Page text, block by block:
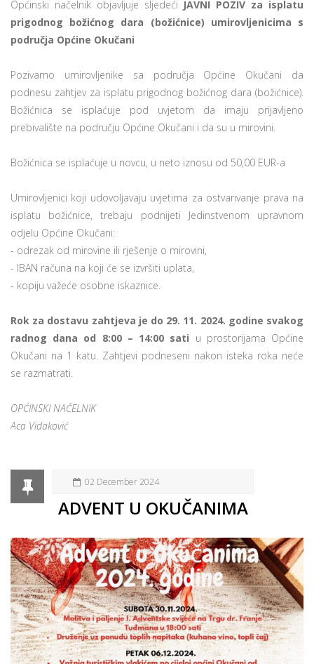
Općinski načelnik objavljuje sljedeći JAVNI POZIV za isplatu
prigodnog božićnog dara (božićnice) umirovljenicima s
područja Općine Okučani
Pozivamo umirovljenike sa područja Općine Okučani da
podnesu zahtjev za isplatu prigodnog božićnog dara (božićnice).
Božićnica se isplaćuje pod uvjetom da imaju prijavljeno
prebivalište na području Općine Okučani i da su u mirovini.
Božićnica se isplaćuje u novcu, u neto iznosu od 50,00 EUR-a
Umirovljenici koji udovoljavaju uvjetima za ostvarivanje prava na
isplatu božićnice, trebaju podnijeti Jedinstvenom upravnom
odjelu Općine Okučani:
- odrezak od mirovine ili rješenje o mirovini,
- IBAN računa na koji će se izvršiti uplata,
- kopiju važeće osobne iskaznice.
Rok za dostavu zahtjeva je do 29. 11. 2024. godine svakog
radnog dana od 8:00 – 14:00 sati u prostorijama Općine
Okučani na 1 katu. Zahtjevi podneseni nakon isteka roka neće
se razmatrati.
OPĆINSKI NAČELNIK
Aca Vidaković
02 December 2024
ADVENT U OKUČANIMA